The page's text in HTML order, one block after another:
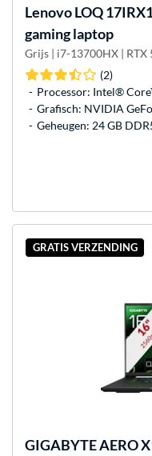
LenovoLOQ
gaming laptop
Grijs | i7-13700HX | RTX
(2)
Processor: Intel®
Grafisch: NVIDIA
Geheugen: 24 GB
GRATIS VERZENDING
GIGABYTEAERO